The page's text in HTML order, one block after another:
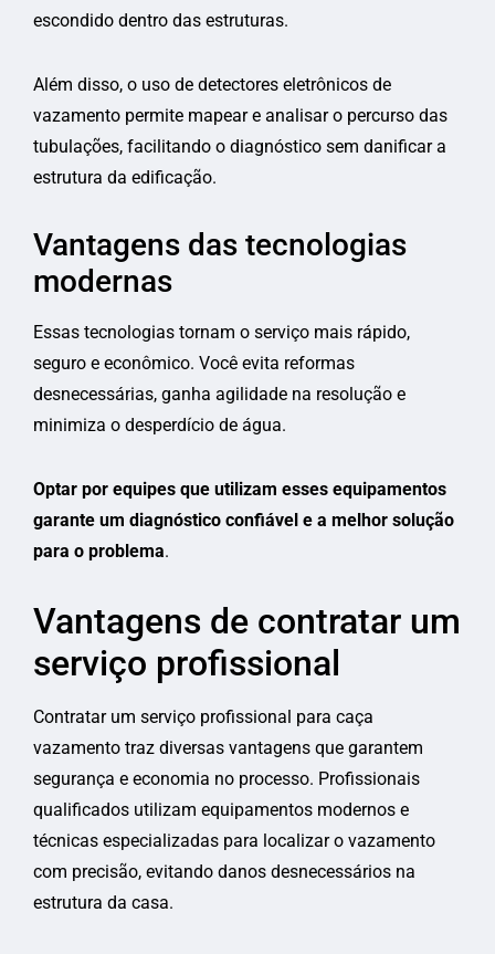
escondido dentro das estruturas.
Além disso, o uso de detectores eletrônicos de
vazamento permite mapear e analisar o percurso das
tubulações, facilitando o diagnóstico sem danificar a
estrutura da edificação.
Vantagens das tecnologias
modernas
Essas tecnologias tornam o serviço mais rápido,
seguro e econômico. Você evita reformas
desnecessárias, ganha agilidade na resolução e
minimiza o desperdício de água.
Optar por equipes que utilizam esses equipamentos
garante um diagnóstico confiável e a melhor solução
para o problema.
Vantagens de contratar um
serviço profissional
Contratar um serviço profissional para caça
vazamento traz diversas vantagens que garantem
segurança e economia no processo. Profissionais
qualificados utilizam equipamentos modernos e
técnicas especializadas para localizar o vazamento
com precisão, evitando danos desnecessários na
estrutura da casa.